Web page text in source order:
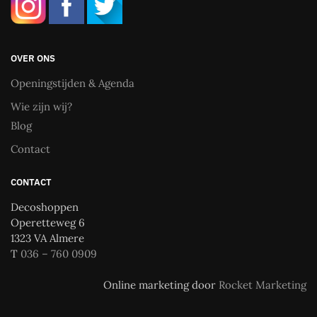
OVER ONS
Openingstijden & Agenda
Wie zijn wij?
Blog
Contact
CONTACT
Decoshoppen
Operetteweg 6
1323 VA Almere
T 036 – 760 0909
Online marketing door Rocket Marketing